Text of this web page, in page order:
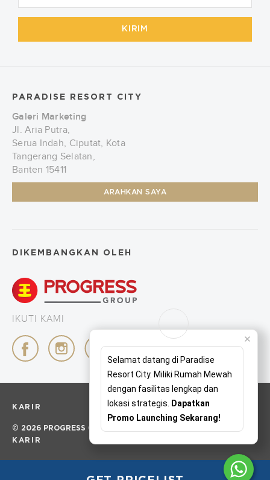
KIRIM
PARADISE RESORT CITY
Galeri Marketing
Jl. Aria Putra,
Serua Indah, Ciputat, Kota
Tangerang Selatan,
Banten 15411
ARAHKAN SAYA
DIKEMBANGKAN OLEH
IKUTI KAMI
KARIR
© 2026 PROGRESS GROUP. ALL RIGHTS RESERVED
KARIR
Selamat datang di Paradise
Resort City. Miliki Rumah Mewah
dengan fasilitas lengkap dan
lokasi strategis.
Dapatkan
Promo Launching Sekarang!